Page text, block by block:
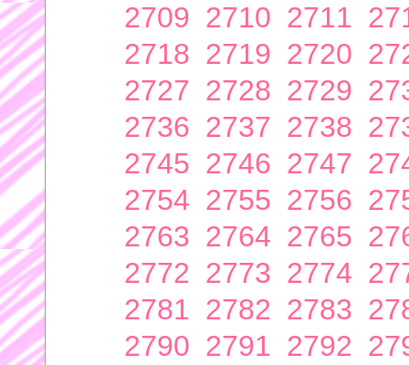
2709 2710 2711
2718 2719 2720
2727 2728 2729
2736 2737 2738
2745 2746 2747
2754 2755 2756
2763 2764 2765
2772 2773 2774
2781 2782 2783
2790 2791 2792